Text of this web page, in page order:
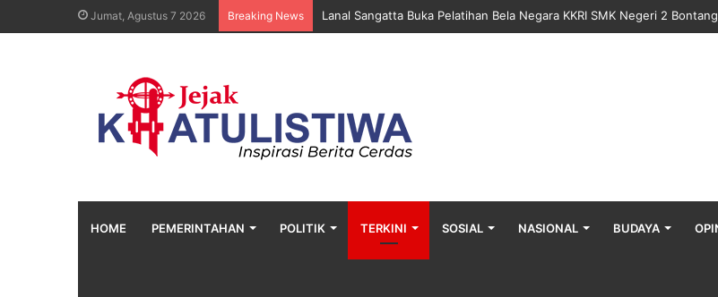
Jumat, Agustus 7 2026 Breaking News Lanal Sangatta Gelar Khitan Massal Gratis di Desa Muara Bengalon
HOME PEMERINTAHAN POLITIK TERKINI SOSIAL NASIONAL BUDAYA